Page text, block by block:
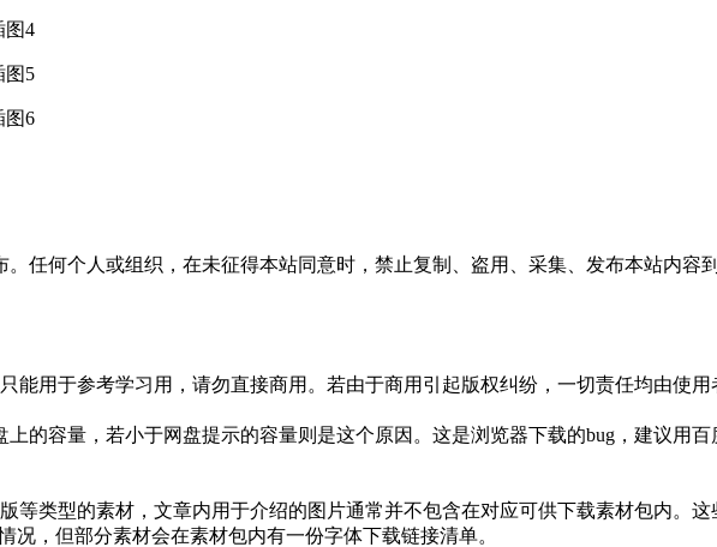
任何个人或组织，在未征得本站同意时，禁止复制、盗用、采集、发布本站内容
能用于参考学习用，请勿直接商用。若由于商用引起版权纠纷，一切责任均由使用
的容量，若小于网盘提示的容量则是这个原因。这是浏览器下载的bug，建议用
等类型的素材，文章内用于介绍的图片通常并不包含在对应可供下载素材包内。
，但部分素材会在素材包内有一份字体下载链接清单。